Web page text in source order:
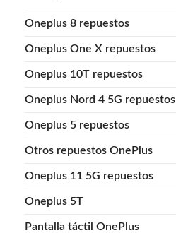
Oneplus 8 repuestos
Oneplus One X repuestos
Oneplus 10T repuestos
Oneplus Nord 4 5G repuestos
Oneplus 5 repuestos
Otros repuestos OnePlus
Oneplus 11 5G repuestos
Oneplus 5T
Pantalla táctil OnePlus